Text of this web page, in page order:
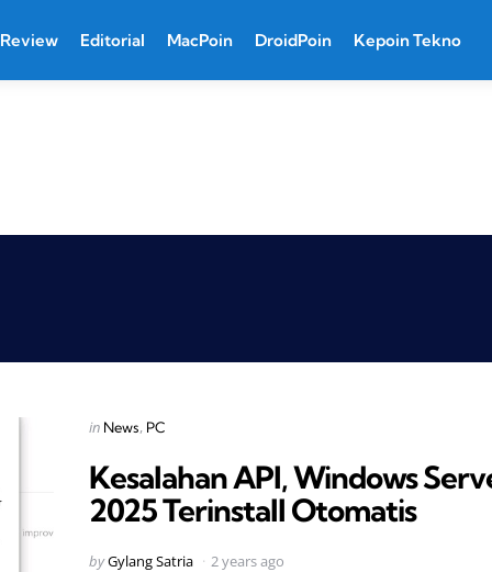
Review Editorial MacPoin DroidPoin Kepoin Tekno
Categories
Posted
in News PC
Kesalahan API, Windows
2025 Terinstall Otomatis
Posted
byGylang Satria 2 years ago